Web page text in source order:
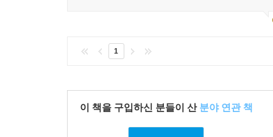
1
이 책을 구입하신 분들이 산 분야 연관 책